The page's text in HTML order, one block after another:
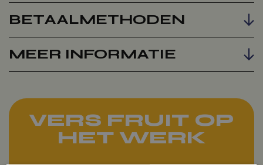
BETAALMETHODEN
MEER INFORMATIE
VERS FRUIT OP
HET WERK